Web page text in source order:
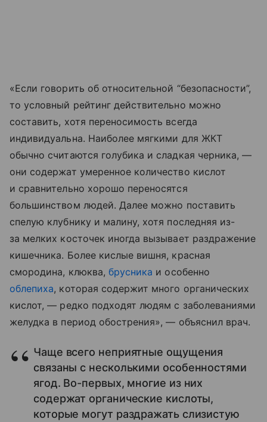
«Если говорить об относительной “безопасности”,
то условный рейтинг действительно можно
составить, хотя переносимость всегда
индивидуальна. Наиболее мягкими для ЖКТ
обычно считаются голубика и сладкая черника, —
они содержат умеренное количество кислот
и сравнительно хорошо переносятся
большинством людей. Далее можно поставить
спелую клубнику и малину, хотя последняя из-
за мелких косточек иногда вызывает раздражение
кишечника. Более кислые вишня, красная
смородина, клюква, брусника и особенно
облепиха, которая содержит много органических
кислот, — редко подходят людям с заболеваниями
желудка в период обострения», — объяснил врач.
Чаще всего неприятные ощущения
связаны с несколькими особенностями
ягод. Во-первых, многие из них
содержат органические кислоты,
которые могут раздражать слизистую